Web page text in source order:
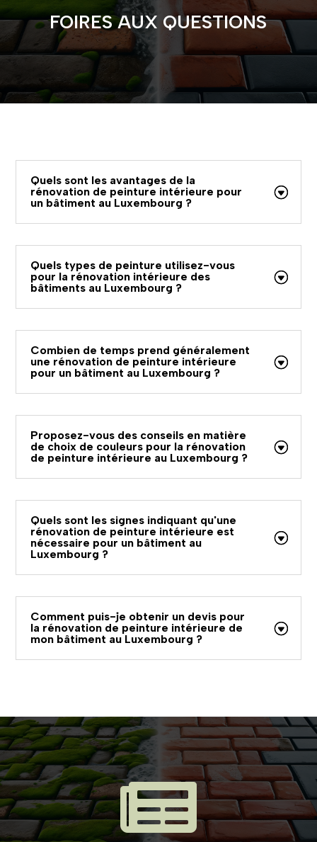
FOIRES AUX QUESTIONS
Quels sont les avantages de la
rénovation de peinture intérieure pour
un bâtiment au Luxembourg ?
Quels types de peinture utilisez-vous
pour la rénovation intérieure des
bâtiments au Luxembourg ?
Combien de temps prend généralement
une rénovation de peinture intérieure
pour un bâtiment au Luxembourg ?
Proposez-vous des conseils en matière
de choix de couleurs pour la rénovation
de peinture intérieure au Luxembourg ?
Quels sont les signes indiquant qu'une
rénovation de peinture intérieure est
nécessaire pour un bâtiment au
Luxembourg ?
Comment puis-je obtenir un devis pour
la rénovation de peinture intérieure de
mon bâtiment au Luxembourg ?
